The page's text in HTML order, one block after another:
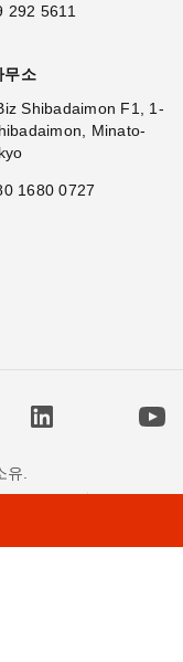
292 5611
무소
Shibadaimon F1, 1-
Minato-
1680 0727
유.